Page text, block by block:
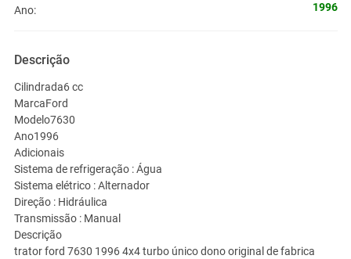
Ano: 1996
Descrição
Cilindrada6 cc
MarcaFord
Modelo7630
Ano1996
Adicionais
Sistema de refrigeração : Água
Sistema elétrico : Alternador
Direção : Hidráulica
Transmissão : Manual
Descrição
trator ford 7630 1996 4x4 turbo único dono original de fabrica